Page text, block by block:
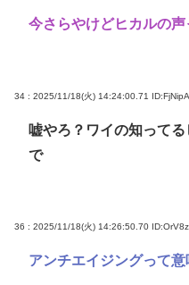
今さらやけどヒカルの
34 : 2025/11/18(火) 14:24:00.71
嘘やろ？ワイの知って
で
36 : 2025/11/18(火) 14:26:50.70
アンチエイジングって